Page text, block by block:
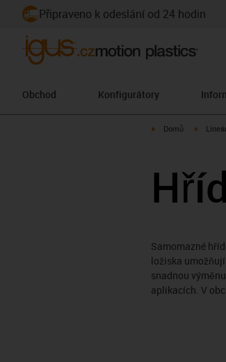
Připraveno k odeslání od 24 hodin
Obchod Konfigurátory
igus-icon-arrow-right
Domů igus-
Samomazné
ložiska
snadnou
aplikacích. V